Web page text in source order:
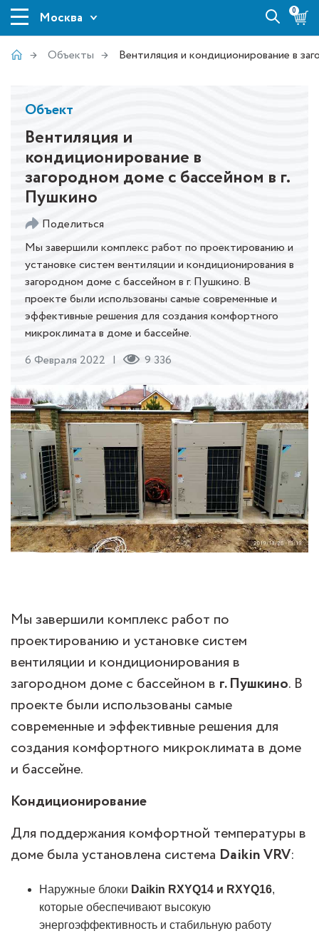
Москва 0
Объекты Вентиляция и кондиционирование в
Объект
Вентиляция и
кондиционирование в
загородном доме с бассейном в г.
Пушкино
Поделиться
Мы завершили комплекс работ по проектированию и
установке систем вентиляции и кондиционирования в
загородном доме с бассейном в г. Пушкино. В
проекте были использованы самые современные и
эффективные решения для создания комфортного
микроклимата в доме и бассейне.
6 Февраля 2022
9 336
Мы завершили комплекс работ по
проектированию и установке систем
вентиляции и кондиционирования в
загородном доме с бассейном в г. Пушкино. В
проекте были использованы самые
современные и эффективные решения для
создания комфортного микроклимата в доме
и бассейне.
Кондиционирование
Для поддержания комфортной температуры в
доме была установлена система Daikin VRV:
Наружные блоки Daikin RXYQ14 и RXYQ16,
которые обеспечивают высокую
энергоэффективность и стабильную работу